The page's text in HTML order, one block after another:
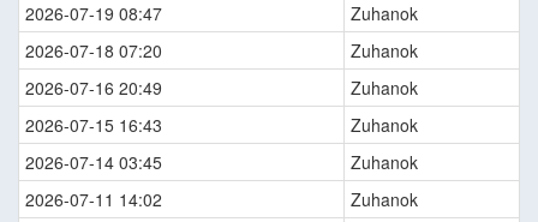
2026-07-19 08:47
Zuhanok
2026-07-18 07:20
Zuhanok
2026-07-16 20:49
Zuhanok
2026-07-15 16:43
Zuhanok
2026-07-14 03:45
Zuhanok
2026-07-11 14:02
Zuhanok